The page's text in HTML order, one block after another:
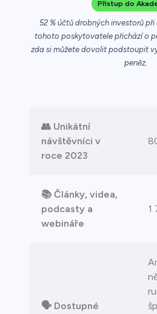
Přístup do
52 % účtů drobných investorů
tohoto poskytovatele přichází o
zda si můžete dovolit podstoupit
peněz.
👥 Unikátní
návštěvníci v
roce 2023
📚 Články, videa,
podcasty a
webináře
1
🗣️ Dostupné